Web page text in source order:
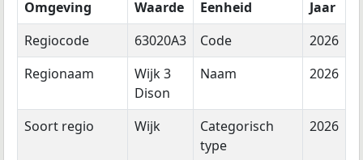
Omgeving Waarde Eenheid
Jaar
Regiocode
63020A3 Code
2026
Regionaam
Wijk 3
Dison
Naam 2026
Soort regio Wijk
Categorisch
type
2026